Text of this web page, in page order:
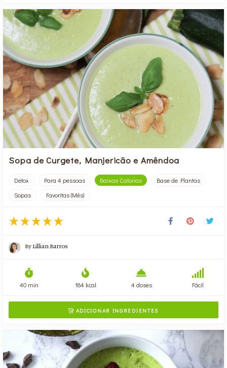
Sopa de Curgete, Manjericão e Amêndoa
Detox Para 4 pessoas Baixas Calorias
Base de Plantas
Sopas
Favoritas (Mês)
ByLillian Barros
40 min 184 kcal 4 doses Fácil
ADICIONAR INGREDIENTES